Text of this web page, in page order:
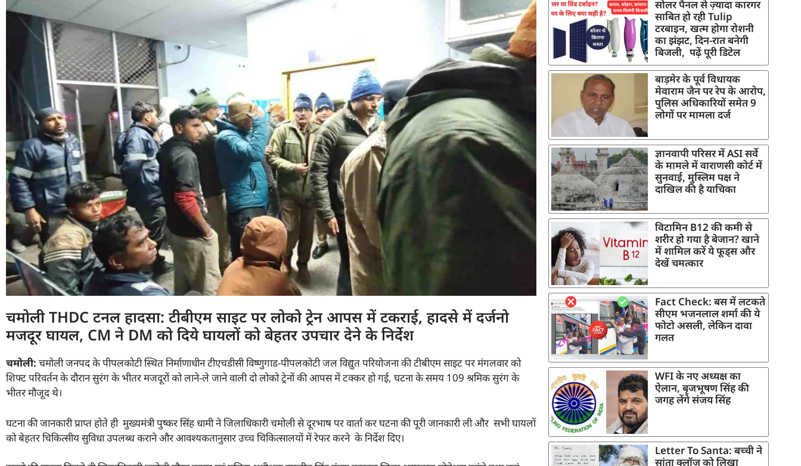
चमोली THDC टनल हादसा: टीबीएम साइट पर लोको ट्रेन आपस में टकराई, हादसे में दर्जनो
मजदूर घायल, CM ने DM को दिये घायलों को बेहतर उपचार देने के निर्देश
चमोली: चमोली जनपद के पीपलकोटी स्थित निर्माणाधीन टीएचडीसी विष्णुगाड-पीपलकोटी जल विद्युत परियोजना की टीबीएम साइट पर मंगलवार को
शिफ्ट परिवर्तन के दौरान सुरंग के भीतर मजदूरों को लाने-ले जाने वाली दो लोको ट्रेनों की आपस में टक्कर हो गई, घटना के समय 109 श्रमिक सुरंग के
भीतर मौजूद थे।
घटना की जानकारी प्राप्त होते ही मुख्यमंत्री पुष्कर सिंह धामी ने जिलाधिकारी चमोली से दूरभाष पर वार्ता कर घटना की पूरी जानकारी ली और सभी घायलों
को बेहतर चिकित्सीय सुविधा उपलब्ध कराने और आवश्यकतानुसार उच्च चिकित्सालयों में रेफर करने के निर्देश दिए।
सोलर पैनल से ज़्यादा कारगर
साबित हो रही Tulip
टरबाइन, खत्म होगा रोशनी
का झंझट, दिन-रात बनेगी
बिजली, पढ़ें पूरी डिटेल
बाड़मेर के पूर्व विधायक
मेवाराम जैन पर रेप के आरोप,
पुलिस अधिकारियों समेत 9
लोगों पर मामला दर्ज
ज्ञानवापी परिसर में ASI सर्वे
के मामले में वाराणसी कोर्ट में
सुनवाई, मुस्लिम पक्ष ने
दाखिल की है याचिका
विटामिन B12 की कमी से
शरीर हो गया है बेजान? खाने
में शामिल करें ये फूड्स और
देखें चमत्कार
Fact Check: बस में लटकते
सीएम भजनलाल शर्मा की ये
फोटो असली, लेकिन दावा
गलत
WFI के नए अध्यक्ष का
ऐलान, बृजभूषण सिंह की
जगह लेंगे संजय सिंह
Letter To Santa: बच्ची ने
सांता क्लॉज़ को लिखा